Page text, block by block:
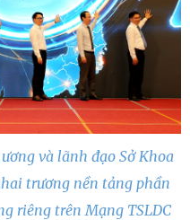
và lãnh đạo Sở Khoa
trương nền tảng phần
riêng trên Mạng TSLDC